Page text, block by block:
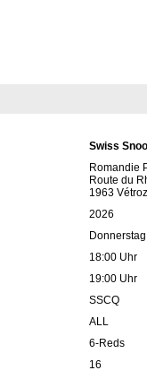
Swiss
Romandie
Route du
1963 Vétroz
2026
18:00 Uhr
19:00 Uhr
SSCQ
ALL
6-Reds
16